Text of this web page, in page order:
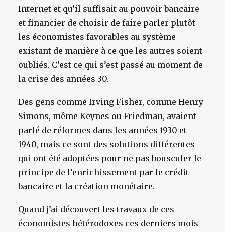
Internet et qu’il suffisait au pouvoir bancaire
et financier de choisir de faire parler plutôt
les économistes favorables au système
existant de manière à ce que les autres soient
oubliés. C’est ce qui s’est passé au moment de
la crise des années 30.
Des gens comme Irving Fisher, comme Henry
Simons, même Keynes ou Friedman, avaient
parlé de réformes dans les années 1930 et
1940, mais ce sont des solutions différentes
qui ont été adoptées pour ne pas bousculer le
principe de l’enrichissement par le crédit
bancaire et la création monétaire.
Quand j’ai découvert les travaux de ces
économistes hétérodoxes ces derniers mois